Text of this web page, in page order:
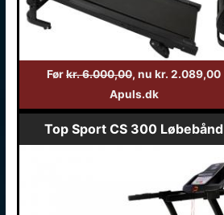
Førkr. 6.000,00, nu kr. 2.089,00
Apuls.dk
Top Sport CS 300 Løbebånd